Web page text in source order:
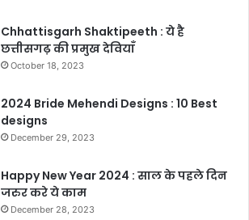
Chhattisgarh Shaktipeeth : ये है
छत्तीसगढ़ की प्रमुख देवियाँ
October 18, 2023
2024 Bride Mehendi Designs : 10 Best
designs
December 29, 2023
Happy New Year 2024 : साल के पहले दिन
जरुर करे ये काम
December 28, 2023